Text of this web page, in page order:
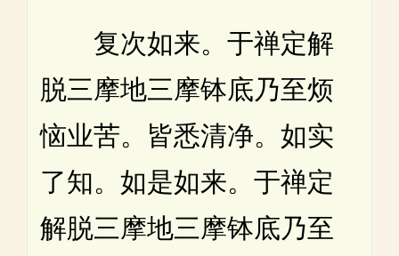
复次如来。于禅定解
脱三摩地三摩钵底乃至烦
恼业苦。皆悉清净。如实
了知。如是如来。于禅定
解脱三摩地三摩钵底乃至